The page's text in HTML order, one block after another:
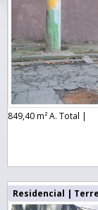
849,40 m² A. Total |
Residencial |